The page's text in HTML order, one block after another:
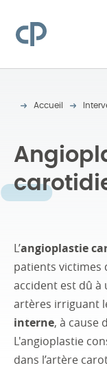
Clinique Pasteur
Accueil
L’angioplastie
patients victimes
accident est dû à
artères irriguant
interne, à cause
L'angioplastie
dans l’artère